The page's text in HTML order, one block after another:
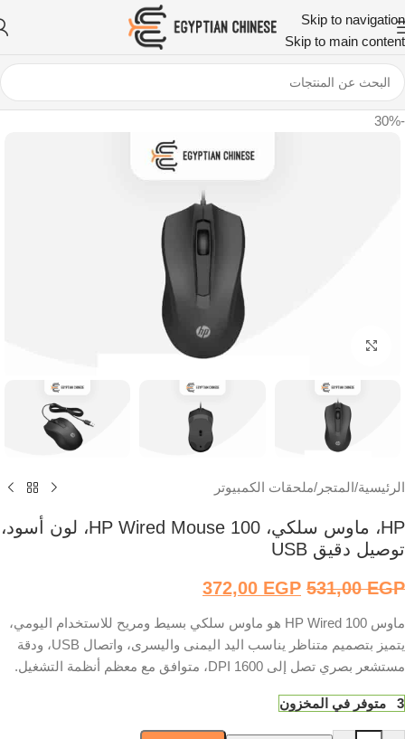
Skip to navigation
Skip to main content
-30%
الرئيسية/المتجر /ملحقات الكمبيوتر
HP، ماوس سلكي، HP Wired Mouse 100، لون أسود،
توصيل دقيق USB
531,00EGP
372,00 EGP
ماوس HP Wired 100 هو ماوس سلكي بسيط ومريح للاستخدام اليومي،
يتميز بتصميم متناظر يناسب اليد اليمنى واليسرى، واتصال USB، ودقة
مستشعر بصري تصل إلى 1600 DPI، متوافق مع معظم أنظمة التشغيل.
3 متوفر في المخزون